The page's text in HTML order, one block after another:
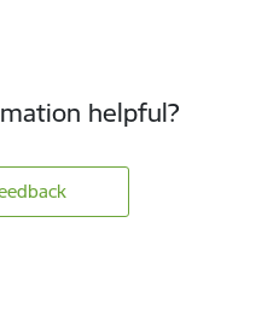
helpful?